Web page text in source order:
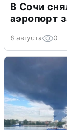
В Сочи
аэропорт
6 августа 0